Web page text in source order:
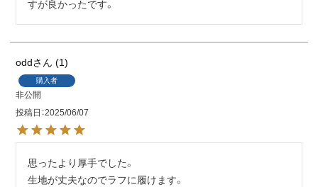
すが良かったです。
odd 1
購入者
非公開
投稿日 2025/06/07
思ったより厚手でした。
生地が丈夫なのでラフに履けます。